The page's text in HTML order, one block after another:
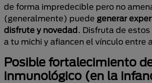
de forma impredecible pero no
(generalmente) puede generar
disfrute y novedad. Disfruta de
a tu michi y afiancen el vínculo entre
Posible fortalecimiento
inmunológico (en la